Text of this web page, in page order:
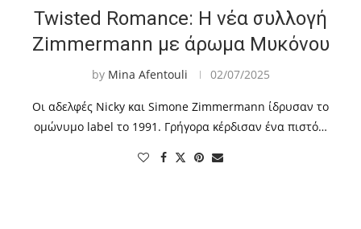
Twisted Romance: Η νέα συλλογή
Zimmermann με άρωμα Μυκόνου
by Mina Afentouli 02/07/2025
Οι αδελφές Nicky και Simone Zimmermann ίδρυσαν το
ομώνυμο label το 1991. Γρήγορα κέρδισαν ένα πιστό…